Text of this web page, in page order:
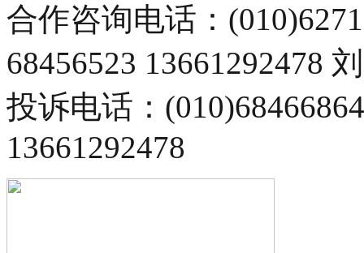
合作咨询电话：
68456523 13661292478
投诉电话：
13661292478